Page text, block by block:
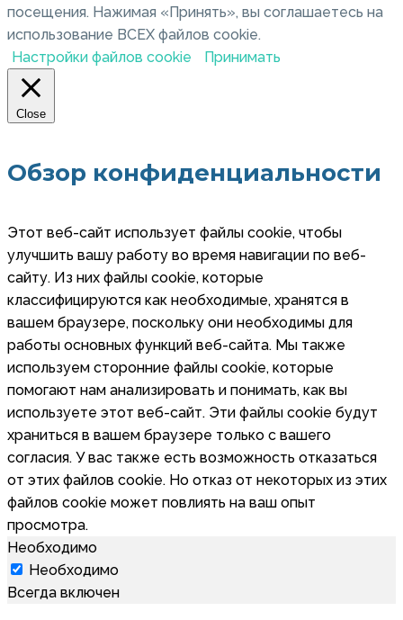
посещения. Нажимая «Принять», вы соглашаетесь на
использование ВСЕХ файлов cookie.
Настройки файлов cookie
Принимать
Close
Обзор конфиденциальности
Этот веб-сайт использует файлы cookie, чтобы
улучшить вашу работу во время навигации по веб-
сайту. Из них файлы cookie, которые
классифицируются как необходимые, хранятся в
вашем браузере, поскольку они необходимы для
работы основных функций веб-сайта. Мы также
используем сторонние файлы cookie, которые
помогают нам анализировать и понимать, как вы
используете этот веб-сайт. Эти файлы cookie будут
храниться в вашем браузере только с вашего
согласия. У вас также есть возможность отказаться
от этих файлов cookie. Но отказ от некоторых из этих
файлов cookie может повлиять на ваш опыт
просмотра.
Необходимо
Необходимо
Всегда включен